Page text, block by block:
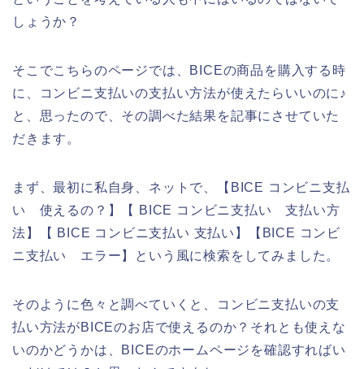
しょうか？
そこでこちらのページでは、BICEの商品を購入する時
に、コンビニ支払いの支払い方法が使えたらいいのに♪
と、思ったので、その調べた結果を記事にさせていた
だきます。
まず、最初に私自身、ネットで、【BICE コンビニ支払
い 使えるの？】【 BICE コンビニ支払い 支払い方
法】【 BICE コンビニ支払い 支払い】【BICE コンビ
ニ支払い エラー】という風に検索をしてみました。
そのように色々と調べていくと、コンビニ支払いの支
払い方法がBICEのお店で使えるのか？それとも使えな
いのかどうかは、BICEのホームページを確認すればい